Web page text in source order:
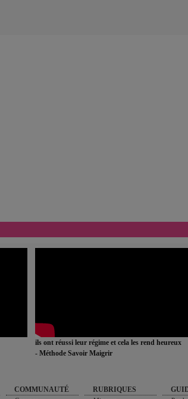
ils ont réussi leur régime et cela les rend heureux
- Méthode Savoir Maigrir
COMMUNAUTÉ RUBRIQUES